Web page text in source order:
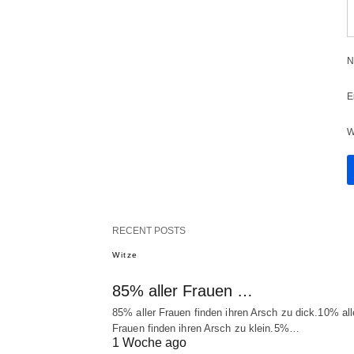
RECENT POSTS
Witze
85% aller Frauen …
85% aller Frauen finden ihren Arsch zu dick.10%
Frauen finden ihren Arsch zu klein.5%…
1 Woche ago